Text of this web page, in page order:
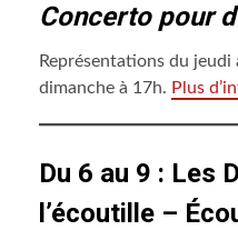
Concerto pour
Représentations du
dimanche à 17h. Plus
Du 6 au 9 : Les
l’écoutille –